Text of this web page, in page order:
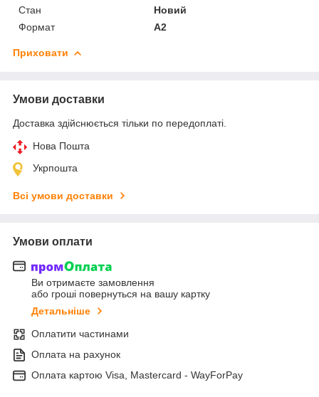
Стан
Новий
Формат
A2
Приховати
Умови доставки
Доставка здійснюється тільки по передоплаті.
Нова Пошта
Укрпошта
Всі умови доставки
Умови оплати
Ви отримаєте замовлення
або гроші повернуться на вашу картку
Детальніше
Оплатити частинами
Оплата на рахунок
Оплата картою Visa, Mastercard - WayForPay